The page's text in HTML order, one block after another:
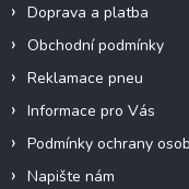
Doprava a platba
Obchodní podmínky
Reklamace pneu
Informace pro Vás
Podmínky ochrany
Napište nám